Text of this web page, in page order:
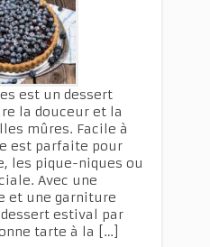
est un dessert
la douceur et la
mûres. Facile à
est parfaite pour
les pique-niques ou
Avec une
et une garniture
estival par
tarte à la […]